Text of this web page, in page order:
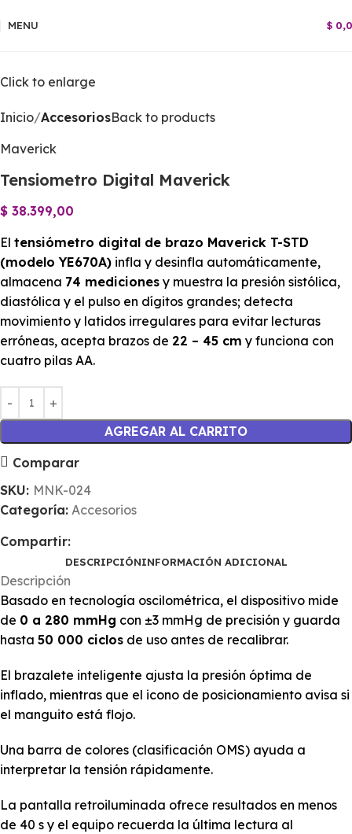
MENU $
Click to enlarge
Inicio AccesoriosBack to products
Maverick
Tensiometro Digital Maverick
$ 38.399,00
El tensiómetro digital de brazo Maverick T-STD
(modelo YE670A) infla y desinfla automáticamente,
almacena 74 mediciones y muestra la presión sistólica,
diastólica y el pulso en dígitos grandes; detecta
movimiento y latidos irregulares para evitar lecturas
erróneas, acepta brazos de 22 – 45 cm y funciona con
cuatro pilas AA.
AGREGAR AL CARRITO
Comparar
SKU: MNK-024
Categoría: Accesorios
Compartir:
DESCRIPCIÓNINFORMACIÓN ADICIONAL
Descripción
Basado en tecnología oscilométrica, el dispositivo mide
de 0 a 280 mmHg con ±3 mmHg de precisión y guarda
hasta 50 000 ciclos de uso antes de recalibrar.
El brazalete inteligente ajusta la presión óptima de
inflado, mientras que el icono de posicionamiento avisa si
el manguito está flojo.
Una barra de colores (clasificación OMS) ayuda a
interpretar la tensión rápidamente.
La pantalla retroiluminada ofrece resultados en menos
de 40 s y el equipo recuerda la última lectura al